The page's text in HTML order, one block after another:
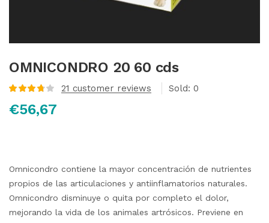
OMNICONDRO 20 60 cds
con3.80
de 5 en
21 customer reviews Sold: 0
€56,67
Omnicondro contiene la mayor concentración de nutrientes
propios de las articulaciones y antiinflamatorios naturales.
Omnicondro disminuye o quita por completo el dolor,
mejorando la vida de los animales artrósicos. Previene en